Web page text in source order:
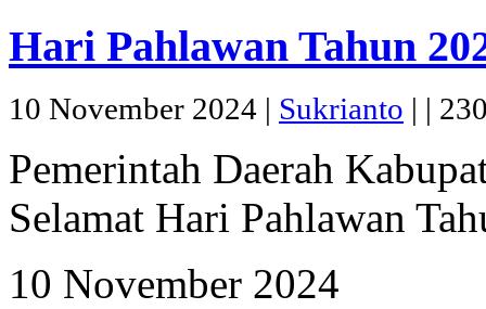
Hari Pahlawan Tahun
10 November 2024 | Sukrianto | |
Pemerintah Daerah
Selamat Hari Pahlawan
10 November 2024